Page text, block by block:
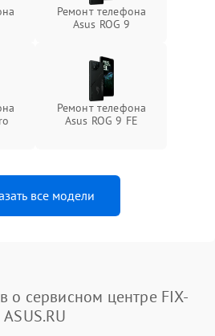
Ремонт телефона
Asus ROG 9
Ремонт телефона
Asus ROG 9 FE
все модели
о сервисном центре FIX-
ASUS.RU